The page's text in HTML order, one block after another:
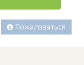
Пожаловаться